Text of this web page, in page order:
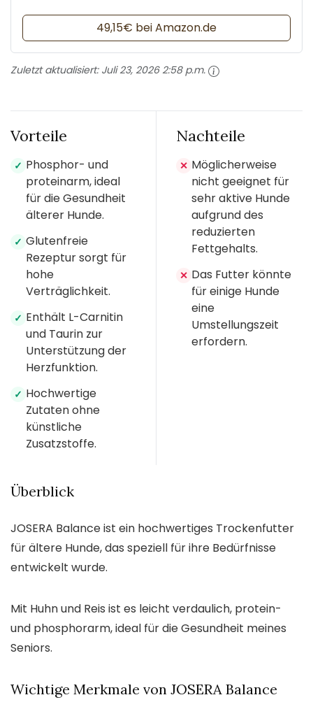
49,15€ bei Amazon.de
Zuletzt aktualisiert: Juli 23, 2026 2:58 p.m.
Vorteile
✓ Phosphor- und
proteinarm, ideal
für die Gesundheit
älterer Hunde.
✓ Glutenfreie
Rezeptur sorgt für
hohe
Verträglichkeit.
✓ Enthält L-Carnitin
und Taurin zur
Unterstützung der
Herzfunktion.
✓ Hochwertige
Zutaten ohne
künstliche
Zusatzstoffe.
Nachteile
✕ Möglicherweise
nicht geeignet für
sehr aktive Hunde
aufgrund des
reduzierten
Fettgehalts.
✕ Das Futter könnte
für einige Hunde
eine
Umstellungszeit
erfordern.
Überblick
JOSERA Balance ist ein hochwertiges Trockenfutter
für ältere Hunde, das speziell für ihre Bedürfnisse
entwickelt wurde.
Mit Huhn und Reis ist es leicht verdaulich, protein-
und phosphorarm, ideal für die Gesundheit meines
Seniors.
Wichtige Merkmale von JOSERA Balance